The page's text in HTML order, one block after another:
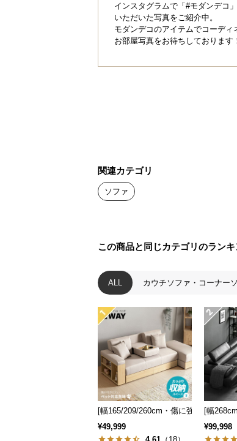
インスタグラムで「#モダンデコ
いただいた写真をご紹介中。
モダンデコのアイテムでコーディ
お部屋写真をお待ちしております
関連カテゴリ
ソファ
この商品と同じカテゴリのラン
ALL カウチソファ・コーナー
[幅165/209/260cm・傷に強いペット
¥49,999
[幅
¥99,998